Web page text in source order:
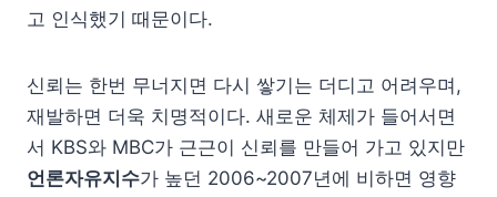
고 인식했기 때문이다.
신뢰는 한번 무너지면 다시 쌓기는 더디고 어려우며,
재발하면 더욱 치명적이다. 새로운 체제가 들어서면
서 KBS와 MBC가 근근이 신뢰를 만들어 가고 있지만
언론자유지수가 높던 2006~2007년에 비하면 영향